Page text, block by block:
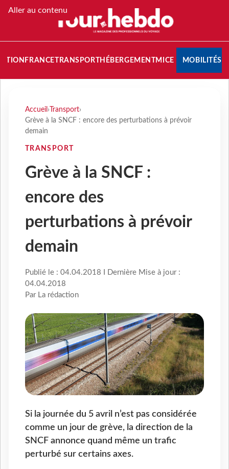
Aller au contenu
FRANCETRANSPORT HÉBERGEMENTMICE MOBILITÉS
Accueil › Transport›
Grève à la SNCF : encore des perturbations à prévoir
demain
TRANSPORT
Grève à la SNCF :
encore des
perturbations à prévoir
demain
Publié le : 04.04.2018 I Dernière Mise à jour :
04.04.2018
Par La rédaction
Si la journée du 5 avril n’est pas considérée
comme un jour de grève, la direction de la
SNCF annonce quand même un trafic
perturbé sur certains axes.